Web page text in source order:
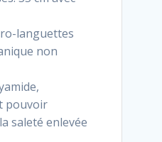
languettes
non
pouvoir
saleté enlevée